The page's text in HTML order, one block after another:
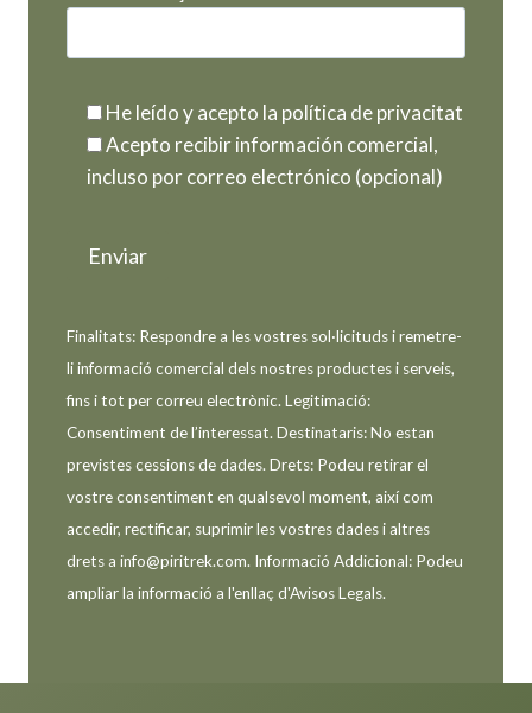
He leído y acepto la política de privacitat
Acepto recibir información comercial,
incluso por correo electrónico (opcional)
Finalitats: Respondre a les vostres sol·licituds i remetre-
li informació comercial dels nostres productes i serveis,
fins i tot per correu electrònic. Legitimació:
Consentiment de l’interessat. Destinataris: No estan
previstes cessions de dades. Drets: Podeu retirar el
vostre consentiment en qualsevol moment, així com
accedir, rectificar, suprimir les vostres dades i altres
drets a info@piritrek.com. Informació Addicional: Podeu
ampliar la informació a l'enllaç d'Avisos Legals.